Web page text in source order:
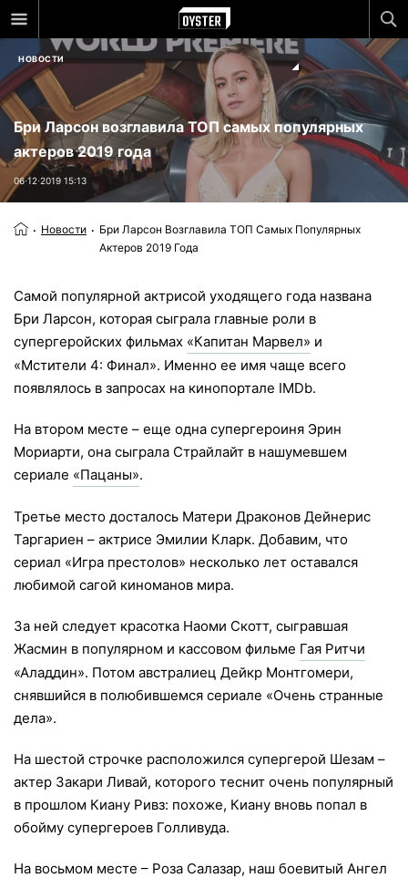
НОВОСТИ
Бри Ларсон возглавила ТОП самых популярных
актеров 2019 года
06⋅12⋅2019 15:13
Новости
Бри Ларсон Возглавила ТОП Самых Популярных
Актеров 2019 Года
Самой популярной актрисой уходящего года названа
Бри Ларсон, которая сыграла главные роли в
супергеройских фильмах «Капитан Марвел» и
«Мстители 4: Финал». Именно ее имя чаще всего
появлялось в запросах на кинопортале IMDb.
На втором месте – еще одна супергероиня Эрин
Мориарти, она сыграла Страйлайт в нашумевшем
сериале «Пацаны».
Третье место досталось Матери Драконов Дейнерис
Таргариен – актрисе Эмилии Кларк. Добавим, что
сериал «Игра престолов» несколько лет оставался
любимой сагой киноманов мира.
За ней следует красотка Наоми Скотт, сыгравшая
Жасмин в популярном и кассовом фильме Гая Ритчи
«Аладдин». Потом австралиец Дейкр Монтгомери,
снявшийся в полюбившемся сериале «Очень странные
дела».
На шестой строчке расположился супергерой Шезам –
актер Закари Ливай, которого теснит очень популярный
в прошлом Киану Ривз: похоже, Киану вновь попал в
обойму супергероев Голливуда.
На восьмом месте – Роза Салазар, наш боевитый Ангел